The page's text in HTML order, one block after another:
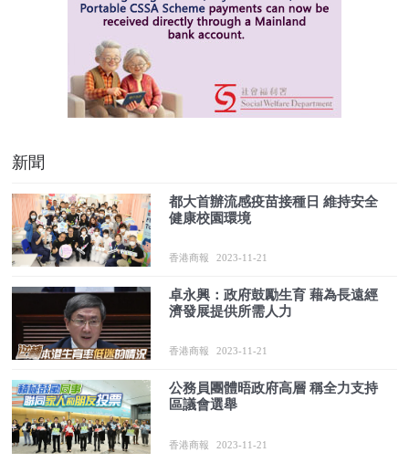
新聞
都大首辦流感疫苗接種日 維持安全
健康校園環境
香港商報 2023-11-21
卓永興：政府鼓勵生育 藉為長遠經
濟發展提供所需人力
香港商報 2023-11-21
公務員團體晤政府高層 稱全力支持
區議會選舉
香港商報 2023-11-21